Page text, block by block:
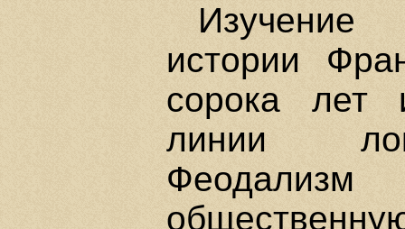
Изучение
истории
сорока лет
линии